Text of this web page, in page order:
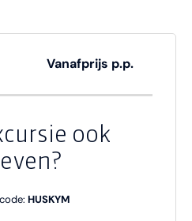
Vanafprijs p.p.
ook
HUSKYM